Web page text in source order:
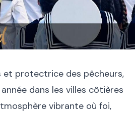
et protectrice des pêcheurs,
dans les villes côtières
vibrante où foi,